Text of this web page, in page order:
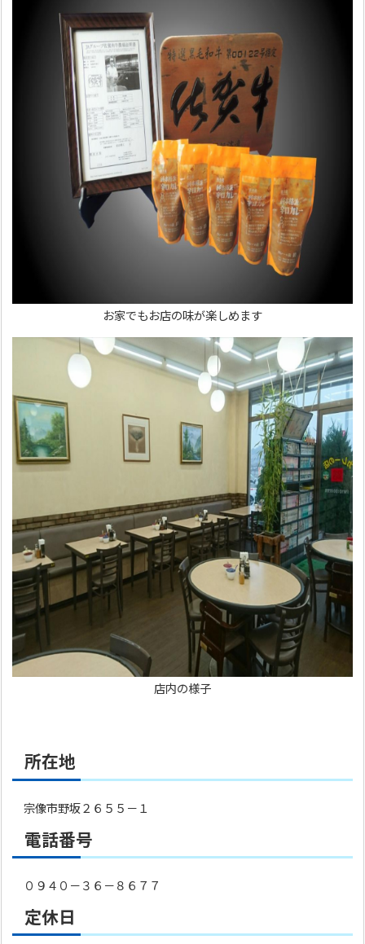
お家でもお店の味が楽しめます
店内の様子
所在地
宗像市野坂２６５５－１
電話番号
０９４０－３６－８６７７
定休日